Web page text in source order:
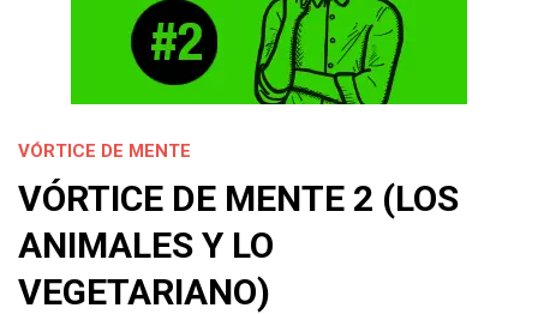
VÓRTICE DE MENTE
VÓRTICE DE MENTE 2 (LOS
ANIMALES Y LO
VEGETARIANO)